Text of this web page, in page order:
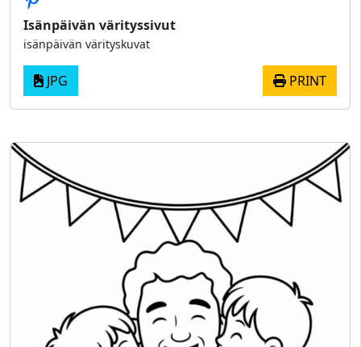
Isänpäivän värityssivut
isänpäivän värityskuvat
JPG PRINT